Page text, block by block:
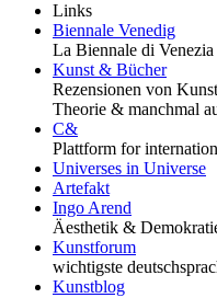
Links
Biennale Venedig
La Biennale di Venezia
Kunst & Bücher
Rezensionen von
Theorie & manchmal
C&
Plattform for
Universes in Universe
Artefakt
Ingo Arend
Äesthetik &
Kunstforum
wichtigste
Kunstblog